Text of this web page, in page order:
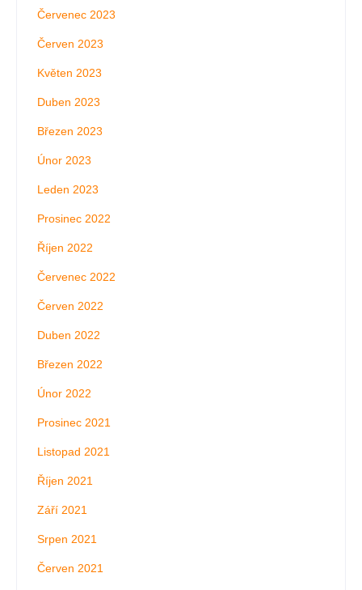
Červenec 2023
Červen 2023
Květen 2023
Duben 2023
Březen 2023
Únor 2023
Leden 2023
Prosinec 2022
Říjen 2022
Červenec 2022
Červen 2022
Duben 2022
Březen 2022
Únor 2022
Prosinec 2021
Listopad 2021
Říjen 2021
Září 2021
Srpen 2021
Červen 2021